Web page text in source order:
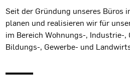
Seit der Gründung unseres Büros
planen und realisieren wir für
im Bereich Wohnungs-, Industrie-,
Bildungs-, Gewerbe- und